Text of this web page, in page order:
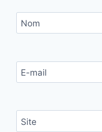
Nom
E-mail
Site